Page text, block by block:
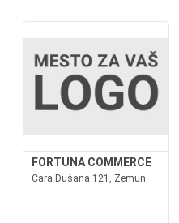
FORTUNA COMMERCE
Cara Dušana 121, Zemun